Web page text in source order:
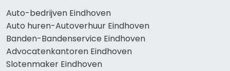
Auto-bedrijven Eindhoven
Auto huren-Autoverhuur Eindhoven
Banden-Bandenservice Eindhoven
Advocatenkantoren Eindhoven
Slotenmaker Eindhoven